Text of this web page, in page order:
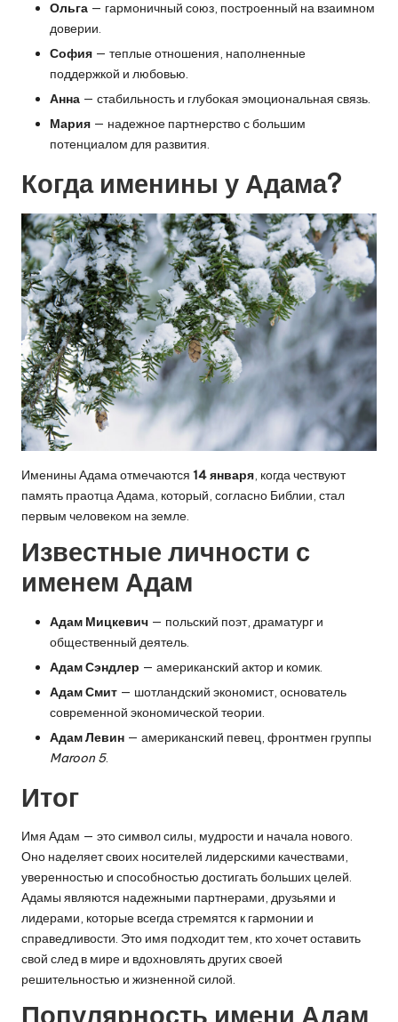
Ольга — гармоничный союз, построенный на взаимном
доверии.
София — теплые отношения, наполненные
поддержкой и любовью.
Анна — стабильность и глубокая эмоциональная связь.
Мария — надежное партнерство с большим
потенциалом для развития.
Когда именины у Адама?
Именины Адама отмечаются 14 января, когда чествуют
память праотца Адама, который, согласно Библии, стал
первым человеком на земле.
Известные личности с
именем Адам
Адам Мицкевич — польский поэт, драматург и
общественный деятель.
Адам Сэндлер — американский актор и комик.
Адам Смит — шотландский экономист, основатель
современной экономической теории.
Адам Левин — американский певец, фронтмен группы
Maroon 5.
Итог
Имя Адам — это символ силы, мудрости и начала нового.
Оно наделяет своих носителей лидерскими качествами,
уверенностью и способностью достигать больших целей.
Адамы являются надежными партнерами, друзьями и
лидерами, которые всегда стремятся к гармонии и
справедливости. Это имя подходит тем, кто хочет оставить
свой след в мире и вдохновлять других своей
решительностью и жизненной силой.
Популярность имени Адам